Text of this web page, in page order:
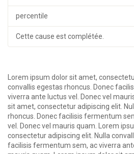
percentile
Cette cause est complétée.
Lorem ipsum dolor sit amet,
convallis egestas rhoncus. Donec
viverra ante luctus vel. Donec vel
sit amet, consectetur adipiscing elit.
rhoncus. Donec facilisis fermentum
vel. Donec vel mauris quam. Lorem
consectetur adipiscing elit. Nulla
facilisis fermentum sem, ac viverra